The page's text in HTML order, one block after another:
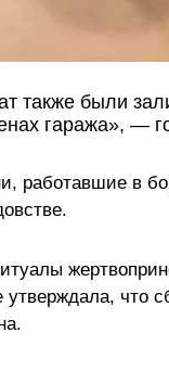
также были
гаража», —
работавшие в
утверждала, что